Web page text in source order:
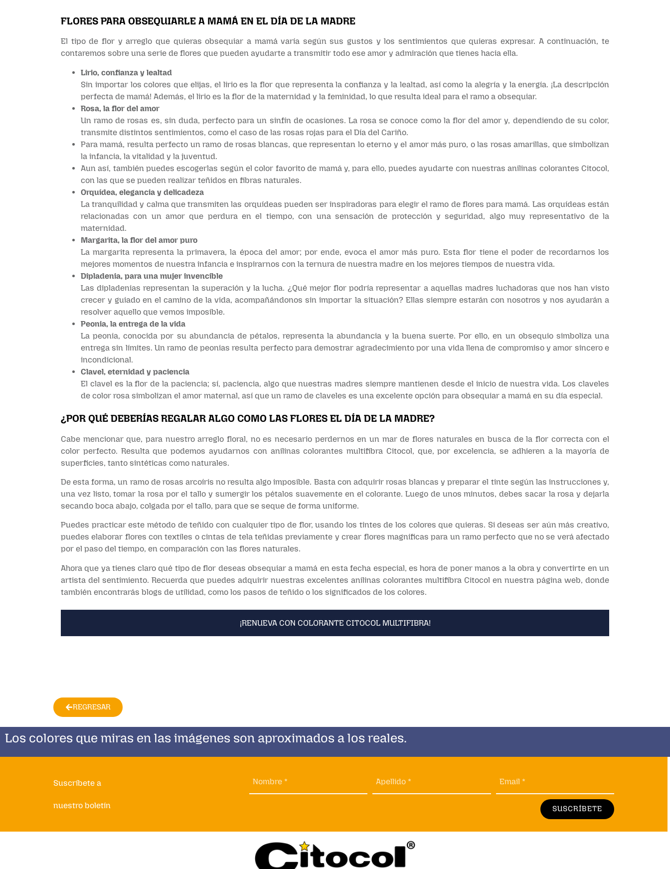
FLORES PARA OBSEQUIARLE A MAMÁ EN EL DÍA DE LA MADRE
El tipo de flor y arreglo que quieras obsequiar a mamá varía según sus gustos y los sentimientos que quieras expresar. A continuación, te
contaremos sobre una serie de flores que pueden ayudarte a transmitir todo ese amor y admiración que tienes hacia ella.
Lirio, confianza y lealtad
Sin importar los colores que elijas, el lirio es la flor que representa la confianza y la lealtad, así como la alegría y la energía. ¡La descripción
perfecta de mamá! Además, el lirio es la flor de la maternidad y la feminidad, lo que resulta ideal para el ramo a obsequiar.
Rosa, la flor del amor
Un ramo de rosas es, sin duda, perfecto para un sinfín de ocasiones. La rosa se conoce como la flor del amor y, dependiendo de su color,
transmite distintos sentimientos, como el caso de las rosas rojas para el Día del Cariño.
Para mamá, resulta perfecto un ramo de rosas blancas, que representan lo eterno y el amor más puro, o las rosas amarillas, que simbolizan
la infancia, la vitalidad y la juventud.
Aun así, también puedes escogerlas según el color favorito de mamá y, para ello, puedes ayudarte con nuestras anilinas colorantes Citocol,
con las que se pueden realizar teñidos en fibras naturales.
Orquídea, elegancia y delicadeza
La tranquilidad y calma que transmiten las orquídeas pueden ser inspiradoras para elegir el ramo de flores para mamá. Las orquídeas están
relacionadas con un amor que perdura en el tiempo, con una sensación de protección y seguridad, algo muy representativo de la
maternidad.
Margarita, la flor del amor puro
La margarita representa la primavera, la época del amor; por ende, evoca el amor más puro. Esta flor tiene el poder de recordarnos los
mejores momentos de nuestra infancia e inspirarnos con la ternura de nuestra madre en los mejores tiempos de nuestra vida.
Dipladenia, para una mujer invencible
Las dipladenias representan la superación y la lucha. ¿Qué mejor flor podría representar a aquellas madres luchadoras que nos han visto
crecer y guiado en el camino de la vida, acompañándonos sin importar la situación? Ellas siempre estarán con nosotros y nos ayudarán a
resolver aquello que vemos imposible.
Peonia, la entrega de la vida
La peonia, conocida por su abundancia de pétalos, representa la abundancia y la buena suerte. Por ello, en un obsequio simboliza una
entrega sin límites. Un ramo de peonias resulta perfecto para demostrar agradecimiento por una vida llena de compromiso y amor sincero e
incondicional.
Clavel, eternidad y paciencia
El clavel es la flor de la paciencia; sí, paciencia, algo que nuestras madres siempre mantienen desde el inicio de nuestra vida. Los claveles
de color rosa simbolizan el amor maternal, así que un ramo de claveles es una excelente opción para obsequiar a mamá en su día especial.
¿POR QUÉ DEBERÍAS REGALAR ALGO COMO LAS FLORES EL DÍA DE LA MADRE?
Cabe mencionar que, para nuestro arreglo floral, no es necesario perdernos en un mar de flores naturales en busca de la flor correcta con el
color perfecto. Resulta que podemos ayudarnos con anilinas colorantes multifibra Citocol, que, por excelencia, se adhieren a la mayoría de
superficies, tanto sintéticas como naturales.
De esta forma, un ramo de rosas arcoíris no resulta algo imposible. Basta con adquirir rosas blancas y preparar el tinte según las instrucciones y,
una vez listo, tomar la rosa por el tallo y sumergir los pétalos suavemente en el colorante. Luego de unos minutos, debes sacar la rosa y dejarla
secando boca abajo, colgada por el tallo, para que se seque de forma uniforme.
Puedes practicar este método de teñido con cualquier tipo de flor, usando los tintes de los colores que quieras. Si deseas ser aún más creativo,
puedes elaborar flores con textiles o cintas de tela teñidas previamente y crear flores magníficas para un ramo perfecto que no se verá afectado
por el paso del tiempo, en comparación con las flores naturales.
Ahora que ya tienes claro qué tipo de flor deseas obsequiar a mamá en esta fecha especial, es hora de poner manos a la obra y convertirte en un
artista del sentimiento. Recuerda que puedes adquirir nuestras excelentes anilinas colorantes multifibra Citocol en nuestra página web, donde
también encontrarás blogs de utilidad, como los pasos de teñido o los significados de los colores.
¡RENUEVA CON COLORANTE CITOCOL MULTIFIBRA!
REGRESAR
Los colores que miras en las imágenes son aproximados a los reales.
Suscríbete a
nuestro boletín
Nombre * Apellido * Email *
SUSCRÍBETE